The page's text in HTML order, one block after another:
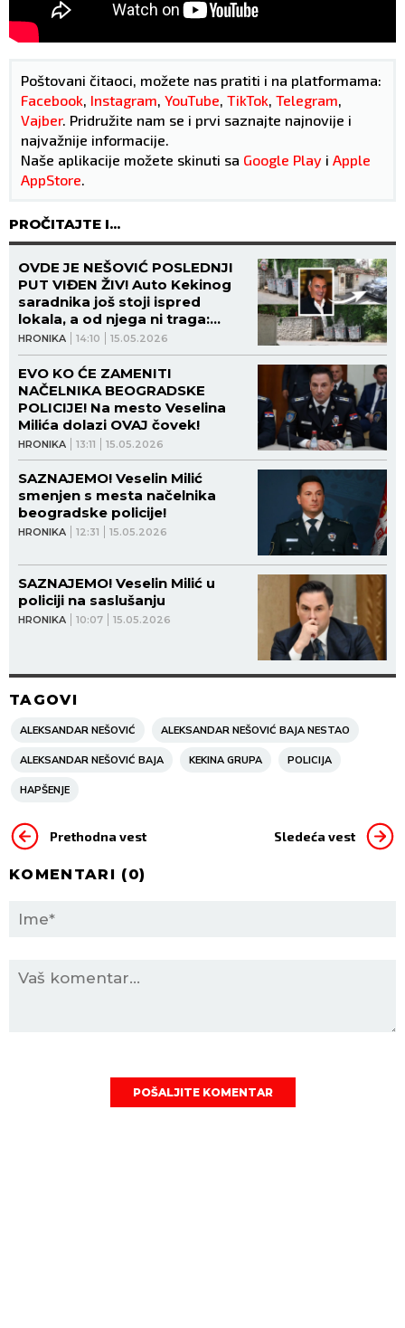
Poštovani čitaoci, možete nas pratiti i na platformama:
Facebook, Instagram, YouTube, TikTok, Telegram,
Vajber. Pridružite nam se i prvi saznajte najnovije i
najvažnije informacije.
Naše aplikacije možete skinuti sa Google Play i Apple
AppStore.
PROČITAJTE I...
HRONIKA 14:10 15.05.2026
OVDE JE NEŠOVIĆ POSLEDNJI
PUT VIĐEN ŽIV! Auto Kekinog
saradnika još stoji ispred
lokala, a od njega ni traga:
Policija na licu mesta, evo šta je
s BAJINIM TELEFONOM
HRONIKA 13:11 15.05.2026
EVO KO ĆE ZAMENITI
NAČELNIKA BEOGRADSKE
POLICIJE! Na mesto Veselina
Milića dolazi OVAJ čovek!
HRONIKA 12:31 15.05.2026
SAZNAJEMO! Veselin Milić
smenjen s mesta načelnika
beogradske policije!
HRONIKA 10:07 15.05.2026
SAZNAJEMO! Veselin Milić u
policiji na saslušanju
TAGOVI
ALEKSANDAR NEŠOVIĆ ALEKSANDAR NEŠOVIĆ BAJA NESTAO
ALEKSANDAR NEŠOVIĆ BAJA KEKINA GRUPA POLICIJA
HAPŠENJE
Prethodna vest Sledeća vest
KOMENTARI (0)
POŠALJITE KOMENTAR